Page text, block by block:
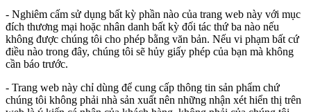
- Nghiêm cấm sử dụng bất kỳ phần nào của trang web này với mục
đích thương mại hoặc nhân danh bất kỳ đối tác thứ ba nào nếu
không được chúng tôi cho phép bằng văn bản. Nếu vi phạm bất cứ
điều nào trong đây, chúng tôi sẽ hủy giấy phép của bạn mà không
cần báo trước.
- Trang web này chỉ dùng để cung cấp thông tin sản phẩm chứ
chúng tôi không phải nhà sản xuất nên những nhận xét hiển thị trên